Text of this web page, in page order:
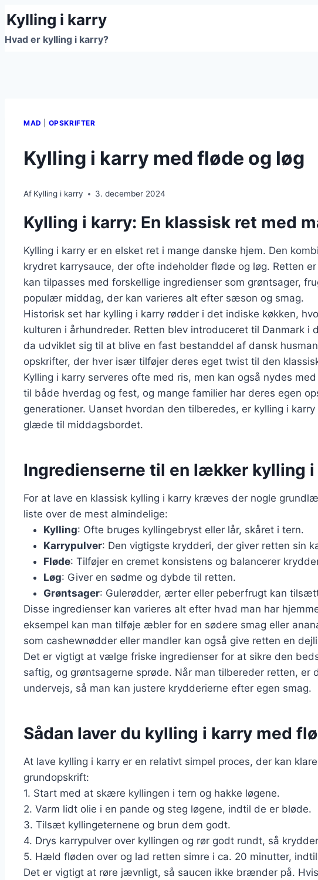
Fortsæt
til
indhold
Kylling i karry
Hvad er kylling i karry?
MAD OPSKRIFTER
Kylling i karry med fløde og løg
Af Kylling i karry 3. december 2024
Kylling i karry: En klassisk ret med
Kylling i karry er en elsket ret i mange danske hjem. Den
krydret karrysauce, der ofte indeholder fløde og løg. Retten
kan tilpasses med forskellige ingredienser som grøntsager,
populær middag, der kan varieres alt efter sæson og smag.
Historisk set har kylling i karry rødder i det indiske køkken,
kulturen i århundreder. Retten blev introduceret til Danmark i
da udviklet sig til at blive en fast bestanddel af dansk
opskrifter, der hver især tilføjer deres eget twist til den
Kylling i karry serveres ofte med ris, men kan også nydes
til både hverdag og fest, og mange familier har deres egen
generationer. Uanset hvordan den tilberedes, er kylling i
glæde til middagsbordet.
Ingredienserne til en lækker kylling i
For at lave en klassisk kylling i karry kræves der nogle
liste over de mest almindelige:
Kylling: Ofte bruges kyllingebryst eller lår, skåret i tern.
Karrypulver: Den vigtigste krydderi, der giver retten sin
Fløde: Tilføjer en cremet konsistens og balancerer
Løg: Giver en sødme og dybde til retten.
Grøntsager: Gulerødder, ærter eller peberfrugt kan
Disse ingredienser kan varieres alt efter hvad man har
eksempel kan man tilføje æbler for en sødere smag eller
som cashewnødder eller mandler kan også give retten en
Det er vigtigt at vælge friske ingredienser for at sikre den
saftig, og grøntsagerne sprøde. Når man tilbereder retten, er
undervejs, så man kan justere krydderierne efter egen smag.
Sådan laver du kylling i karry med
At lave kylling i karry er en relativt simpel proces, der kan
grundopskrift:
1. Start med at skære kyllingen i tern og hakke løgene.
2. Varm lidt olie i en pande og steg løgene, indtil de er bløde.
3. Tilsæt kyllingeternene og brun dem godt.
4. Drys karrypulver over kyllingen og rør godt rundt, så
5. Hæld fløden over og lad retten simre i ca. 20 minutter,
Det er vigtigt at røre jævnligt, så saucen ikke brænder på.